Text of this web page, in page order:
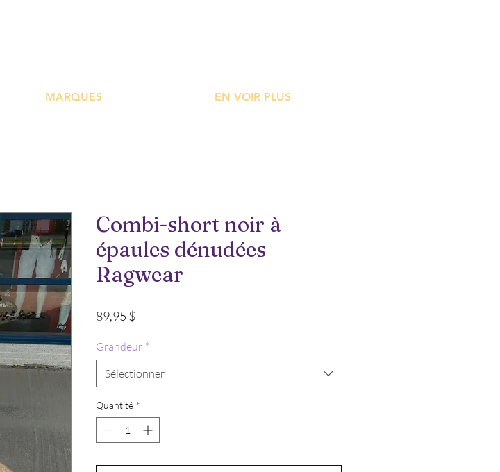
MARQUES EN VOIR PLUS
Combi-short noir à
épaules dénudées
Ragwear
89,95 $Prix
Grandeur *
Sélectionner
Quantité *